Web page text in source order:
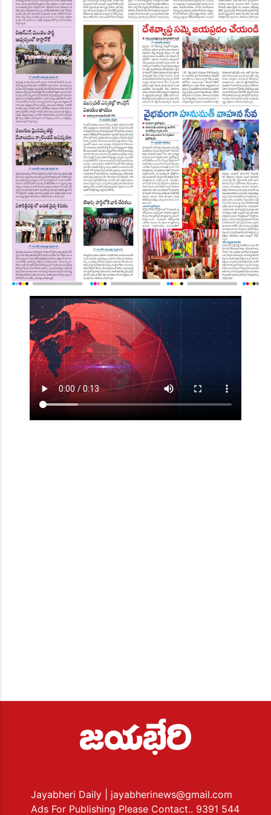
Jayabheri Daily
| jayabherinews@gmail.com
Ads For Publishing Please Contact.. 9391 544